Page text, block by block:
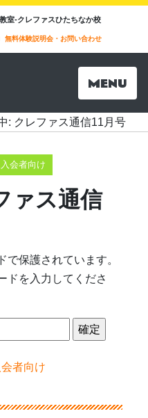
室-クレファスひたちなか校
無料体験説明会・お問い合わせ
MENU
: クレファス通信11月号
入会者向け
ァス通信
で保護されています。
ドを入力してくださ
会者向け